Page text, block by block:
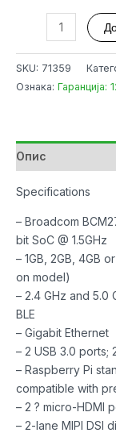
Raspberry
4
Case
&
Type-
Power
adapter
количина
SKU: 71359
Ознака: Гаранција:
Опис
Specifications
– Broadcom
bit SoC @ 1.5GHz
– 1GB, 2GB, 4GB
on model)
– 2.4 GHz and 5.0
BLE
– Gigabit Ethernet
– 2 USB 3.0 ports;
– Raspberry Pi
compatible with
– 2 ? micro-HDMI
– 2-lane MIPI DSI